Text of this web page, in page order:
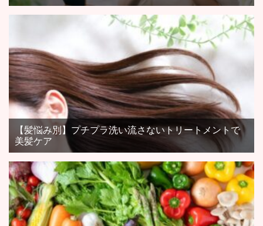
【髪悩み別】プチプラ洗い流さないトリートメントで
美髪ケア